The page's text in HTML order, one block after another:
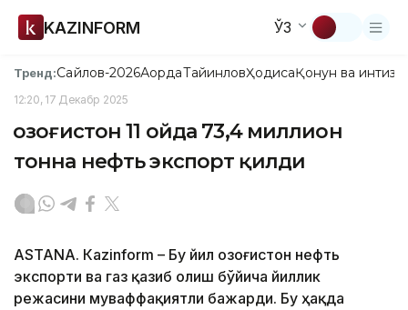
KAZINFORM ЎЗ
Тренд:Сайлов-2026АқордаТайинловҲодисаҚонун ва
12:20, 17 Декабр 2025
Қозоғистон 11 ойда 73,4 миллион
тонна нефть экспорт қилди
ASTANА. Кazinform – Бу йил Қозоғистон нефть
экспорти ва газ қазиб олиш бўйича йиллик
режасини муваффақиятли бажарди. Бу ҳақда